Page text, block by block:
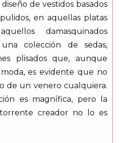
de vestidos basados
en aquellas platas
damasquinados
colección de sedas,
plisados que, aunque
es evidente que no
de un venero cualquiera.
es magnífica, pero la
creador no lo es